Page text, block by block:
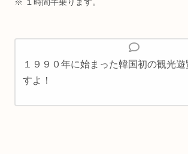
１９９０年に始まった韓国初の観光
すよ！